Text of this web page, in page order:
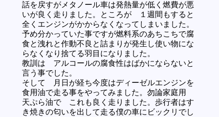
話を戻すがメタノール車は発熱量が低く燃費が悪
いが良く走りました。ところが １週間もすると
全くエンジンがかからなくなってしまいました。
予め分かっていた事ですが燃料系のあちこちで腐
食と洩れと作動不良と詰まりが発生し使い物にな
らなくなり捨てる羽目になりました。
教訓は アルコールの腐食性はばかにならないと
言う事でした。
そして 月日が経ち今度はディーゼルエンジンを
食用油で走る事をやってみました。勿論家庭用
天ぷら油で これも良く走りました。歩行者はす
き焼きの匂いを出して走る僕の車にビックリでし